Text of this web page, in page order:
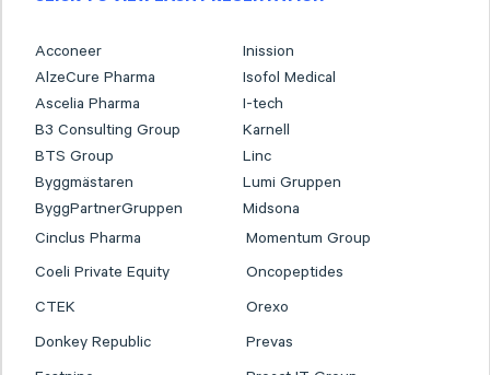
Acconeer
Inission
AlzeCure Pharma
Isofol Medical
Ascelia Pharma
I-tech
B3 Consulting Group
Karnell
BTS Group
Linc
Byggmästaren
Lumi Gruppen
ByggPartnerGruppen
Midsona
Cinclus Pharma
Momentum Group
Coeli Private Equity
Oncopeptides
CTEK
Orexo
Donkey Republic
Prevas